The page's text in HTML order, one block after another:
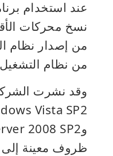
نسخ محركات
من نظام
وقد نشرت
ظروف معينة إلى